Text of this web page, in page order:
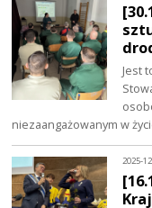
Jest
niezaangażowanym w
2025-